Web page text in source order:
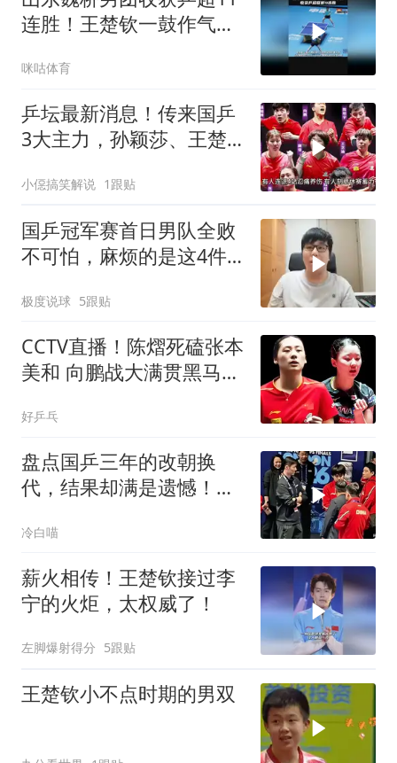
连胜！王楚钦一鼓作气连
咪咕体育
乒坛最新消息！传来国乒
3大主力，孙颖莎、王楚
小僫搞笑解说 1跟贴
国乒冠军赛首日男队全败
不可怕，麻烦的是这4件
极度说球 5跟贴
CCTV直播！陈熠死磕张本
美和 向鹏战大满贯黑马
幸同冲女单8强
好乒乓
盘点国乒三年的改朝换
代，结果却满是遗憾！，
冷白喵
薪火相传！王楚钦接过李
宁的火炬，太权威了！
左脚爆射得分 5跟贴
王楚钦小不点时期的男双